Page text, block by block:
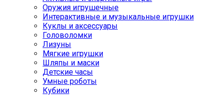
Оружия игрушечные
Интерактивные и музыкальные игрушки
Куклы и аксессуары
Головоломки
Лизуны
Мягкие игрушки
Шляпы и маски
Детские часы
Умные роботы
Кубики